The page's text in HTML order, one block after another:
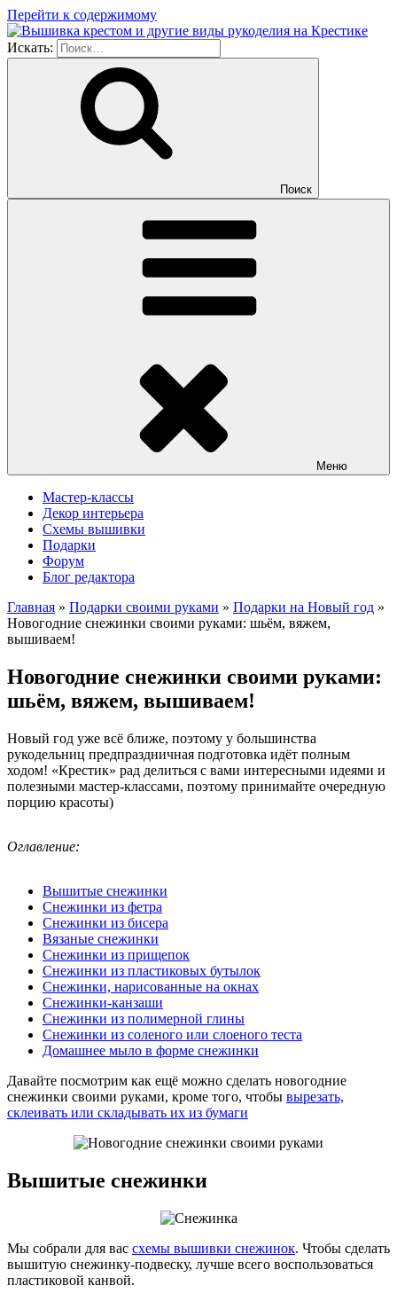
Перейти к содержимому
Искать:
Поиск
Меню
Мастер-классы
Декор интерьера
Схемы вышивки
Подарки
Форум
Блог редактора
Главная » Подарки своими руками » Подарки на Новый год »
Новогодние снежинки своими руками: шьём, вяжем,
вышиваем!
Новогодние снежинки своими руками:
шьём, вяжем, вышиваем!
Новый год уже всё ближе, поэтому у большинства
рукодельниц предпраздничная подготовка идёт полным
ходом! «Крестик» рад делиться с вами интересными идеями и
полезными мастер-классами, поэтому принимайте очередную
порцию красоты)
Оглавление:
Вышитые снежинки
Снежинки из фетра
Снежинки из бисера
Вязаные снежинки
Снежинки из прищепок
Снежинки из пластиковых бутылок
Снежинки, нарисованные на окнах
Снежинки-канзаши
Снежинки из полимерной глины
Снежинки из соленого или слоеного теста
Домашнее мыло в форме снежинки
Давайте посмотрим как ещё можно сделать новогодние
снежинки своими руками, кроме того, чтобы вырезать,
склеивать или складывать их из бумаги
Вышитые снежинки
Мы собрали для вас схемы вышивки снежинок. Чтобы сделать
вышитую снежинку-подвеску, лучше всего воспользоваться
пластиковой канвой.